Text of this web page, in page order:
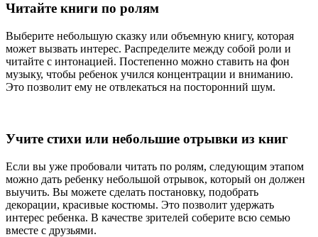
Читайте книги по ролям
Выберите небольшую сказку или объемную книгу, которая
может вызвать интерес. Распределите между собой роли и
читайте с интонацией. Постепенно можно ставить на фон
музыку, чтобы ребенок учился концентрации и вниманию.
Это позволит ему не отвлекаться на посторонний шум.
Учите стихи или небольшие отрывки из книг
Если вы уже пробовали читать по ролям, следующим этапом
можно дать ребенку небольшой отрывок, который он должен
выучить. Вы можете сделать постановку, подобрать
декорации, красивые костюмы. Это позволит удержать
интерес ребенка. В качестве зрителей соберите всю семью
вместе с друзьями.